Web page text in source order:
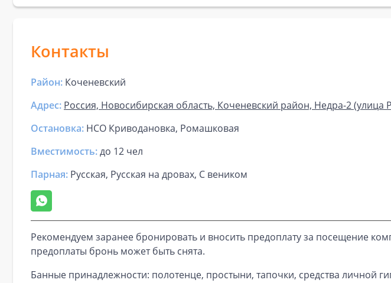
Контакты
Район: Коченевский
Адрес: Россия, Новосибирская область, Коченевский район, Недра-2 (улица
Остановка: НСО Криводановка, Ромашковая
Вместимость:до 12 чел
Парная: Русская, Русская на дровах, С веником
Рекомендуем заранее бронировать и вносить предоплату за посещение
предоплаты бронь может быть снята.
Банные принадлежности: полотенце, простыни, тапочки, средства личной